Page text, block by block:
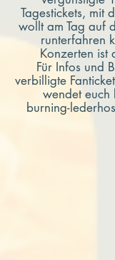
Tagestickets, mit
wollt am Tag auf
runterfahren
Konzerten ist
Für Infos und
verbilligte
wendet euch
burning-